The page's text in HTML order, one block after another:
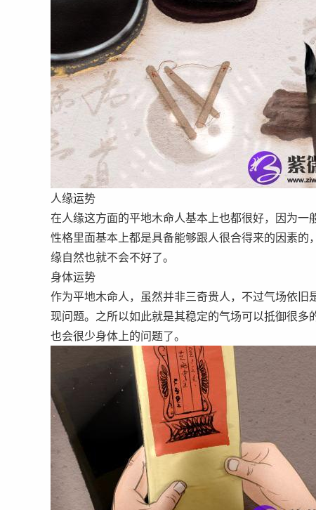
人缘运势
在人缘这方面的平地木命人基本上也都很好，因为
性格里面基本上都是具备能够跟人很合得来的因素
缘自然也就不会不好了。
身体运势
作为平地木命人，虽然并非三奇贵人，不过气场依
现问题。之所以如此就是其稳定的气场可以抵御很
也会很少身体上的问题了。